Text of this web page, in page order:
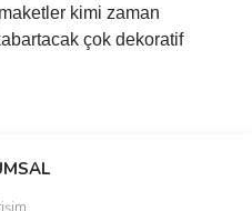
kimi zaman
çok dekoratif
siz yapın!